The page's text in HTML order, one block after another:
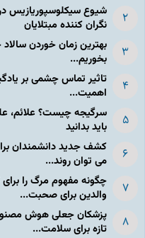
شیوع سیکلوسپوریازیس
نگران کننده مبتلایان
بهترین زمان خوردن
بخوریم...
تاثیر تماس چشمی بر
اهمیت...
سرگیجه چیست؟ علائم،
باید بدانید
کشف جدید دانشمندان
می توان روند...
چگونه مفهوم مرگ را
والدین برای صحبت...
پزشکان جعلی هوش
تازه برای سلامت...